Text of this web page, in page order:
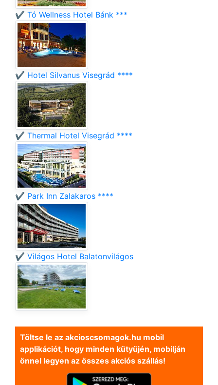
✔️ Tó Wellness Hotel Bánk ***
✔️ Hotel Silvanus Visegrád ****
✔️ Thermal Hotel Visegrád ****
✔️ Park Inn Zalakaros ****
✔️ Világos Hotel Balatonvilágos
Töltse le az akcioscsomagok.hu mobil
applikációt, hogy minden kütyüjén, mobilján
önnel legyen az összes akciós szállás!